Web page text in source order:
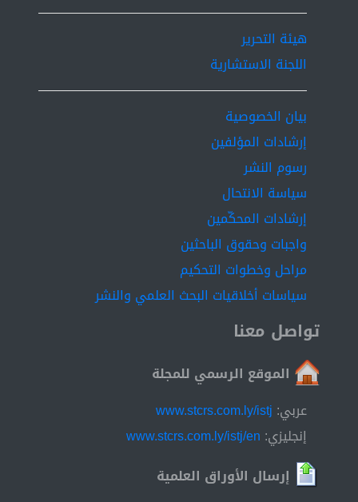
هيئة التحرير
اللجنة الاستشارية
بيان الخصوصية
إرشادات المؤلفين
رسوم النشر
سياسة الانتحال
إرشادات المحكّمين
واجبات وحقوق الباحثين
مراحل وخطوات التحكيم
سياسات أخلاقيات البحث العلمي والنشر
تواصل معنا
الموقع الرسمي للمجلة
عربي: www.stcrs.com.ly/istj
إنجليزي: www.stcrs.com.ly/istj/en
إرسال الأوراق العلمية